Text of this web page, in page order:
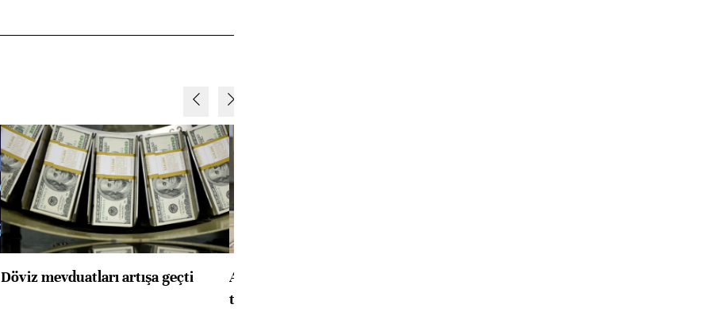
Döviz mevduatları artışa geçti
ABD'de konut başlangıçları
toparlandı